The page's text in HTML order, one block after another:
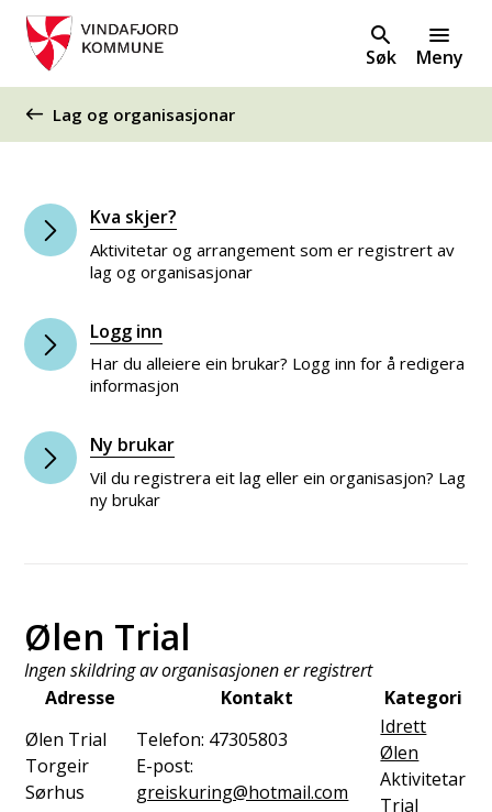
Søk Meny
Du er her:
Lag og organisasjonar
Kva skjer?
Aktivitetar og arrangement som er registrert av
lag og organisasjonar
Logg inn
Har du alleiere ein brukar? Logg inn for å redigera
informasjon
Ny brukar
Vil du registrera eit lag eller ein organisasjon? Lag
ny brukar
Ølen Trial
Ingen skildring av organisasjonen er registrert
Adresse
Kontakt
Kategori
Ølen Trial
Torgeir
Sørhus
Telefon: 47305803
E-post:
greiskuring@hotmail.com
Idrett
Ølen
Aktivitetar
Trial